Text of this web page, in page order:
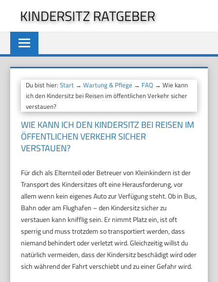
springen
KINDERSITZ RATGEBER
Du bist hier:Start →Wartung & Pflege → FAQ → Wie kann
ich den Kindersitz bei Reisen im öffentlichen Verkehr sicher
verstauen?
WIE KANN ICH DEN KINDERSITZ BEI REISEN IM
ÖFFENTLICHEN VERKEHR SICHER
VERSTAUEN?
Für dich als Elternteil oder Betreuer von Kleinkindern ist der
Transport des Kindersitzes oft eine Herausforderung, vor
allem wenn kein eigenes Auto zur Verfügung steht. Ob in Bus,
Bahn oder am Flughafen – den Kindersitz sicher zu
verstauen kann knifflig sein. Er nimmt Platz ein, ist oft
sperrig und muss trotzdem so transportiert werden, dass
niemand behindert oder verletzt wird. Gleichzeitig willst du
natürlich vermeiden, dass der Kindersitz beschädigt wird oder
sich während der Fahrt verschiebt und zu einer Gefahr wird.